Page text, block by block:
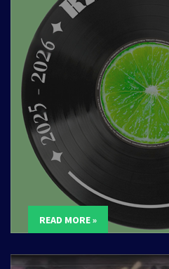
READ MORE »